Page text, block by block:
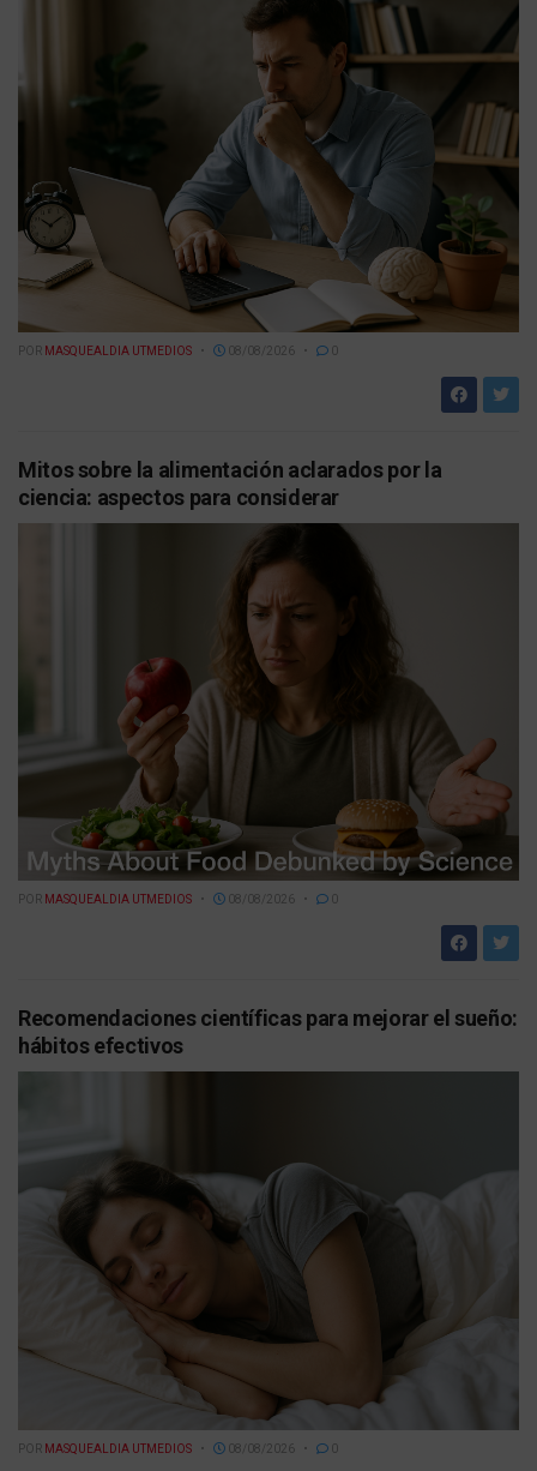
POR MASQUEALDIA UTMEDIOS 08/08/2026 0
Mitos sobre la alimentación aclarados por la
ciencia: aspectos para considerar
POR MASQUEALDIA UTMEDIOS 08/08/2026 0
Recomendaciones científicas para mejorar el sueño:
hábitos efectivos
POR MASQUEALDIA UTMEDIOS 08/08/2026 0